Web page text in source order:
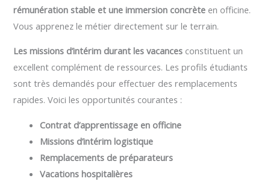
rémunération stable et une immersion concrète en officine.
Vous apprenez le métier directement sur le terrain.
Les missions d’intérim durant les vacances constituent un
excellent complément de ressources. Les profils étudiants
sont très demandés pour effectuer des remplacements
rapides. Voici les opportunités courantes :
Contrat d’apprentissage en officine
Missions d’intérim logistique
Remplacements de préparateurs
Vacations hospitalières